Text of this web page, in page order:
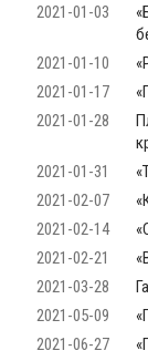
2021-01-03
2021-01-10
2021-01-17
2021-01-28
2021-01-31
2021-02-07
2021-02-14
2021-02-21
2021-03-28
2021-05-09
2021-06-27